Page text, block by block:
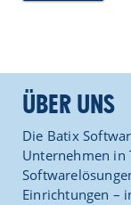
ÜBER UNS
Die Batix
Unternehmen in
Einrichtungen –